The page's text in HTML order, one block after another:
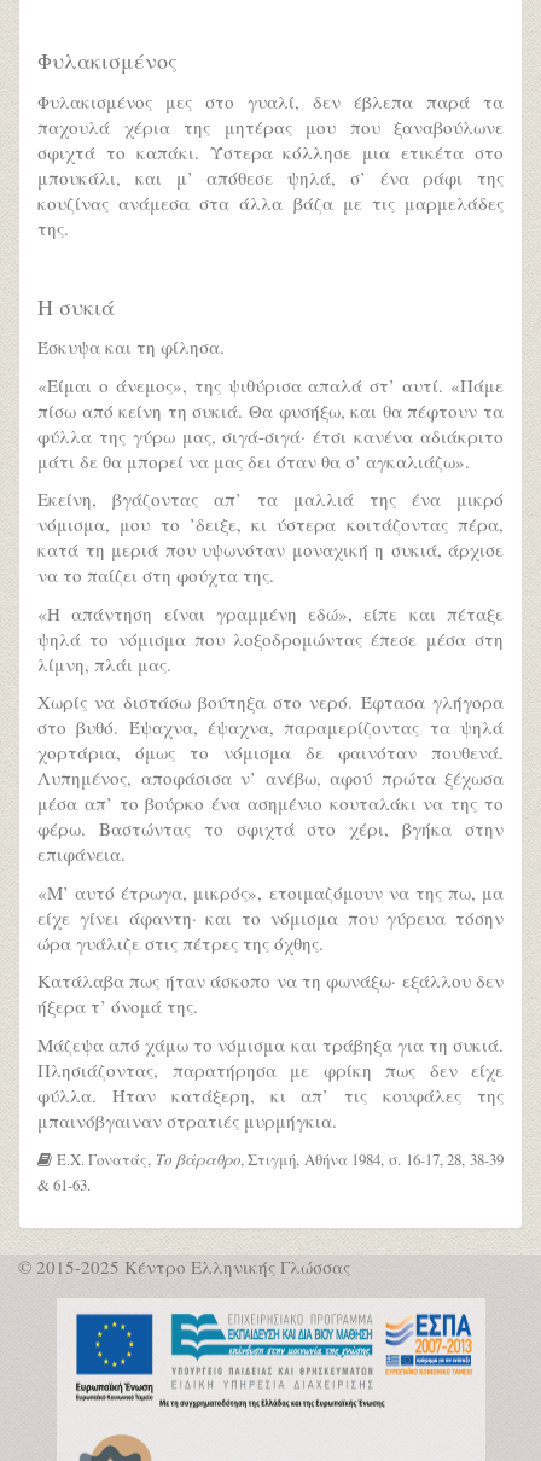
Φυλακισμένος
Φυλακισμένος μες στο γυαλί, δεν έβλεπα παρά τα
παχουλά χέρια της μητέρας μου που ξαναβούλωνε
σφιχτά το καπάκι. Ύστερα κόλλησε μια ετικέτα στο
μπουκάλι, και μ’ απόθεσε ψηλά, σ’ ένα ράφι της
κουζίνας ανάμεσα στα άλλα βάζα με τις μαρμελάδες
της.
Η συκιά
Έσκυψα και τη φίλησα.
«Είμαι ο άνεμος», της ψιθύρισα απαλά στ’ αυτί. «Πάμε
πίσω από κείνη τη συκιά. Θα φυσήξω, και θα πέφτουν τα
φύλλα της γύρω μας, σιγά-σιγά· έτσι κανένα αδιάκριτο
μάτι δε θα μπορεί να μας δει όταν θα σ’ αγκαλιάζω».
Εκείνη, βγάζοντας απ’ τα μαλλιά της ένα μικρό
νόμισμα, μου το ’δειξε, κι ύστερα κοιτάζοντας πέρα,
κατά τη μεριά που υψωνόταν μοναχική η συκιά, άρχισε
να το παίζει στη φούχτα της.
«Η απάντηση είναι γραμμένη εδώ», είπε και πέταξε
ψηλά το νόμισμα που λοξοδρομώντας έπεσε μέσα στη
λίμνη, πλάι μας.
Χωρίς να διστάσω βούτηξα στο νερό. Έφτασα γλήγορα
στο βυθό. Έψαχνα, έψαχνα, παραμερίζοντας τα ψηλά
χορτάρια, όμως το νόμισμα δε φαινόταν πουθενά.
Λυπημένος, αποφάσισα ν’ ανέβω, αφού πρώτα ξέχωσα
μέσα απ’ το βούρκο ένα ασημένιο κουταλάκι να της το
φέρω. Βαστώντας το σφιχτά στο χέρι, βγήκα στην
επιφάνεια.
«Μ’ αυτό έτρωγα, μικρός», ετοιμαζόμουν να της πω, μα
είχε γίνει άφαντη· και το νόμισμα που γύρευα τόσην
ώρα γυάλιζε στις πέτρες της όχθης.
Κατάλαβα πως ήταν άσκοπο να τη φωνάξω· εξάλλου δεν
ήξερα τ’ όνομά της.
Μάζεψα από χάμω το νόμισμα και τράβηξα για τη συκιά.
Πλησιάζοντας, παρατήρησα με φρίκη πως δεν είχε
φύλλα. Ήταν κατάξερη, κι απ’ τις κουφάλες της
μπαινόβγαιναν στρατιές μυρμήγκια.
Ε.Χ. Γονατάς, Το βάραθρο, Στιγμή, Αθήνα 1984, σ. 16-17, 28, 38-39
& 61-63.
© 2015-2025 Κέντρο Ελληνικής Γλώσσας